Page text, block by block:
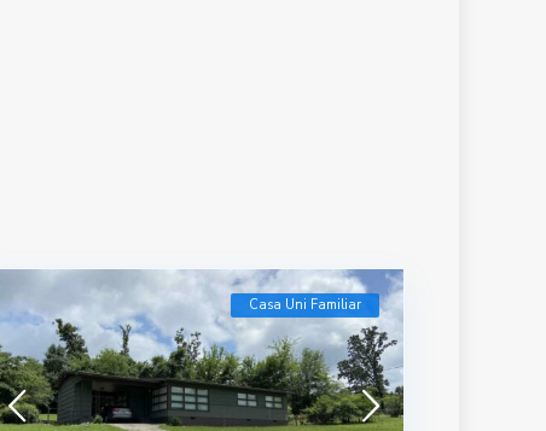
Casa Uni Familiar